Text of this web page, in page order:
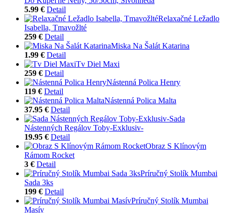
5.99 € Detail
Relaxačné Ležadlo
Isabella, Tmavožlté
259 € Detail
Miska Na Šalát Katarina
1.99 € Detail
Tv Diel Maxi
259 € Detail
Nástenná Polica Henry
119 € Detail
Nástenná Polica Malta
37.95 € Detail
Sada
Nástenných Regálov Toby-Exklusiv-
19.95 € Detail
Obraz S Klínovým
Rámom Rocket
3 € Detail
Príručný Stolík Mumbai
Sada 3ks
199 € Detail
Príručný Stolík Mumbai
Masív